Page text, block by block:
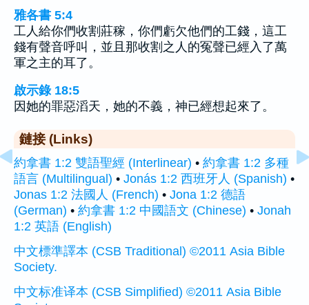
雅各書 5:4
工人給你們收割莊稼，你們虧欠他們的工錢，這工
錢有聲音呼叫，並且那收割之人的冤聲已經入了萬
軍之主的耳了。
啟示錄 18:5
因她的罪惡滔天，她的不義，神已經想起來了。
鏈接 (Links)
約拿書 1:2 雙語聖經 (Interlinear) • 約拿書 1:2 多種
語言 (Multilingual) • Jonás 1:2 西班牙人 (Spanish) •
Jonas 1:2 法國人 (French) • Jona 1:2 德語
(German) • 約拿書 1:2 中國語文 (Chinese) • Jonah
1:2 英語 (English)
中文標準譯本 (CSB Traditional) ©2011 Asia Bible
Society.
中文标准译本 (CSB Simplified) ©2011 Asia Bible